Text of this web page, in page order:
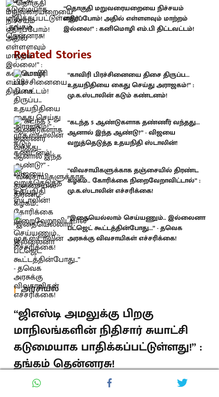
“தொகுதி மறுவரையறையை நிச்சயம்
எதிர்ப்போம்! அதில் எள்ளளவும் மாற்றம்
இல்லை!” : கனிமொழி எம்.பி திட்டவட்டம்!
Related Stories
“காவிரி பிரச்சினையை திசை திருப்ப...
உதயநிதியை கைது செய்து அராஜகம்!” :
மு.க.ஸ்டாலின் கடும் கண்டனம்!
“கடந்த 5 ஆண்டுகளாக தண்ணீர் வந்தது...
ஆனால் இந்த ஆண்டு?” - விஜயை
வறுத்தெடுத்த உதயநிதி ஸ்டாலின்!
“விவசாயிகளுக்காக தஞ்சையில் திரண்ட
கழகம்.. கோரிக்கை நிறைவேறாவிட்டால்” :
மு.க.ஸ்டாலின் எச்சரிக்கை!
“இதையெல்லாம் செய்யணும்.. இல்லைனா
பட்ஜெட் கூட்டத்தின்போது...” - தவெக
அரசுக்கு விவசாயிகள் எச்சரிக்கை!
அரசியல்
“ஜிஎஸ்டி அமலுக்கு பிறகு
மாநிலங்களின் நிதிசார் சுயாட்சி
கடுமையாக பாதிக்கப்பட்டுள்ளது!” :
தங்கம் தென்னரசு!
“வரித்தொகை பகிர்விற்கு வெளியே செஸ் மற்றும்